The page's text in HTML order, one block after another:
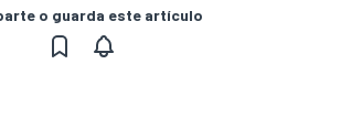
o guarda este artículo